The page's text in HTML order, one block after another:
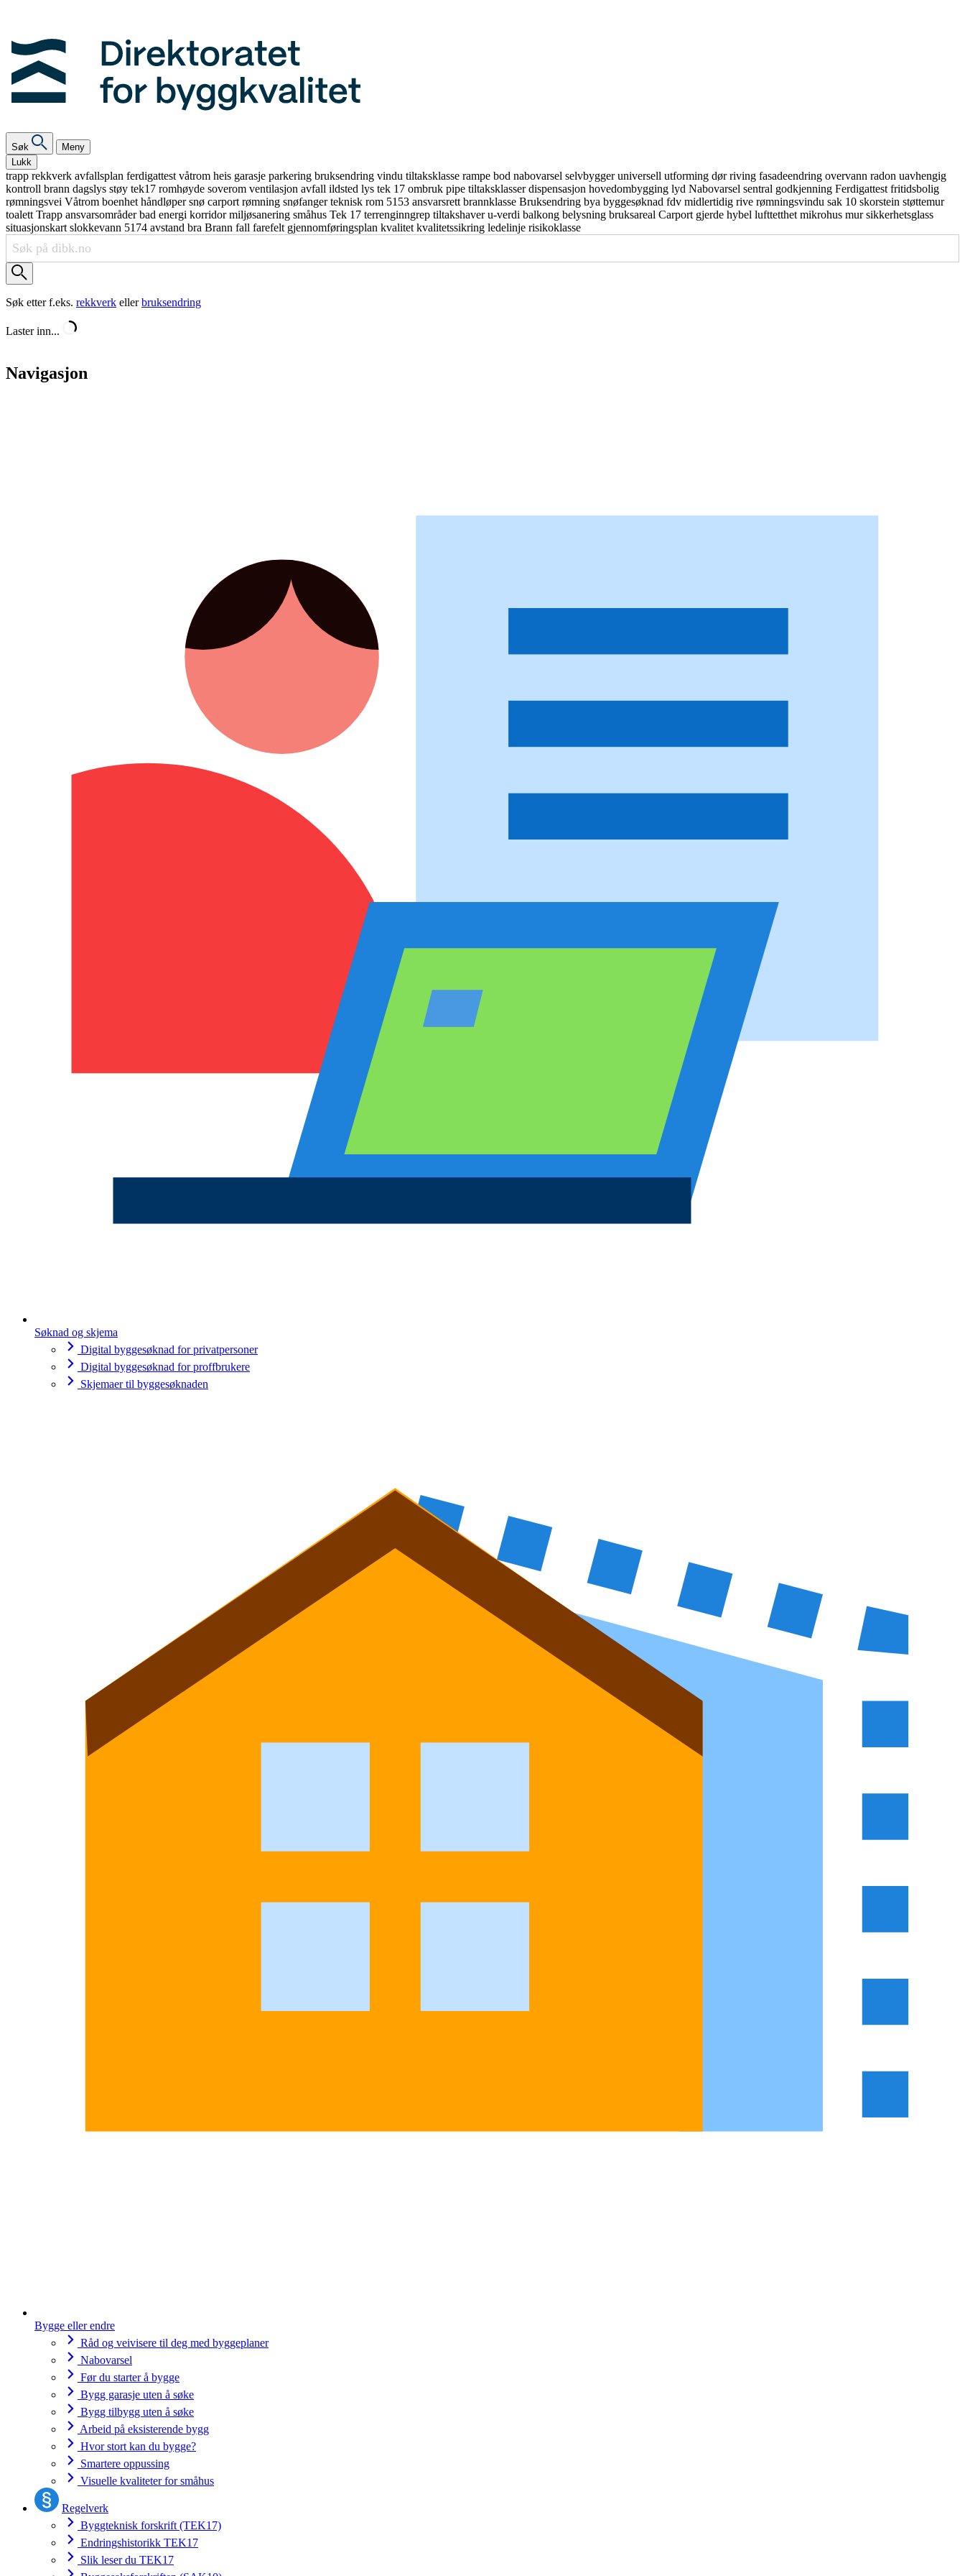
Søk
Meny
Lukk
trapp rekkverk avfallsplan ferdigattest våtrom heis garasje parkering bruksendring vindu tiltaksklasse rampe bod nabovarsel selvbyggeruniversell utforming dørriving fasadeendring overvann radon uavhengig
kontroll brann dagslys støy tek17 romhøyde soverom ventilasjon avfall ildsted lys tek 17 ombruk pipe tiltaksklasserdispensasjon hovedombygging lyd Nabovarsel sentral godkjenning Ferdigattest fritidsbolig
rømningsvei Våtrom boenhet håndløpersnø carport rømning snøfangerteknisk rom 5153 ansvarsrett brannklasse Bruksendring bya byggesøknad fdv midlertidig rive rømningsvindu sak 10 skorstein støttemur
toalett Trapp ansvarsområderbad energi korridormiljøsanering småhus Tek 17 terrenginngrep tiltakshaveru-verdi balkong belysning bruksareal Carport gjerde hybel lufttetthet mikrohus mursikkerhetsglass
situasjonskart slokkevann 5174 avstand bra Brann fall farefelt gjennomføringsplan kvalitet kvalitetssikring ledelinje risikoklasse
Søk etter f.eks. rekkverk ellerbruksendring
Laster inn...
Navigasjon
Søknad og skjema
Digital byggesøknad for privatpersoner
Digital byggesøknad for proffbrukere
Skjemaer til byggesøknaden
Bygge eller endre
Råd og veivisere til deg med byggeplaner
Nabovarsel
Før du starter å bygge
Bygg garasje uten å søke
Bygg tilbygg uten å søke
Arbeid på eksisterende bygg
Hvor stort kan du bygge?
Smartere oppussing
Visuelle kvaliteter for småhus
Regelverk
Byggteknisk forskrift (TEK17)
Endringshistorikk TEK17
Slik leser du TEK17